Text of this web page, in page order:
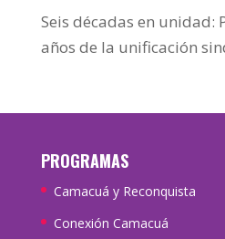
Seis décadas en unidad:
años de la unificación
PROGRAMAS
Camacuá y Reconquista
Conexión Camacuá